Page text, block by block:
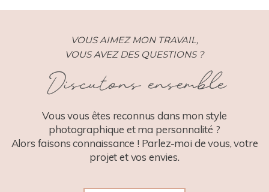
VOUS AIMEZ MON TRAVAIL,
VOUS AVEZ DES QUESTIONS ?
Discutons ensemble
Vous vous êtes reconnus dans mon style
photographique et ma personnalité ?
Alors faisons connaissance ! Parlez-moi de vous, votre
projet et vos envies.